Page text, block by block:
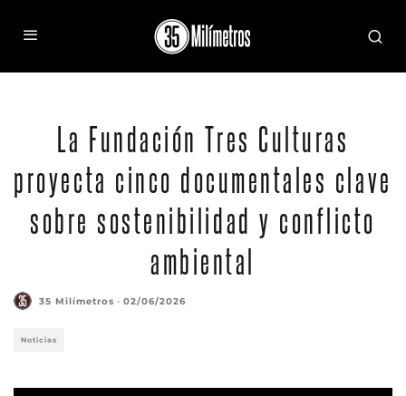
La Fundación Tres Culturas
proyecta cinco documentales clave
sobre sostenibilidad y conflicto
ambiental
35 Milímetros · 02/06/2026
Noticias